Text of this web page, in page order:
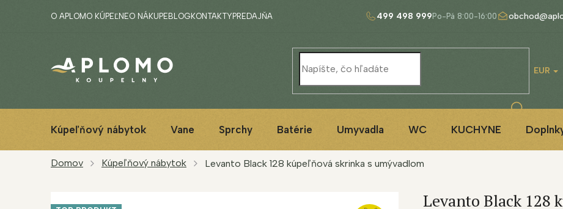
499 498 999
O APLOMO KÚPEĽNEO NÁKUPE BLOG KONTAKTY PREDAJŇA
EUR
Kúpeľňový nábytok Vane Sprchy Batérie Umyvadla WC KUCHYNE
Domov Kúpeľňový nábytok Levanto Black 128 kúpeľňová skrinka s umývadlom
Levanto Black 128